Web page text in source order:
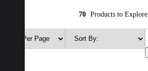
70 Products to Explore